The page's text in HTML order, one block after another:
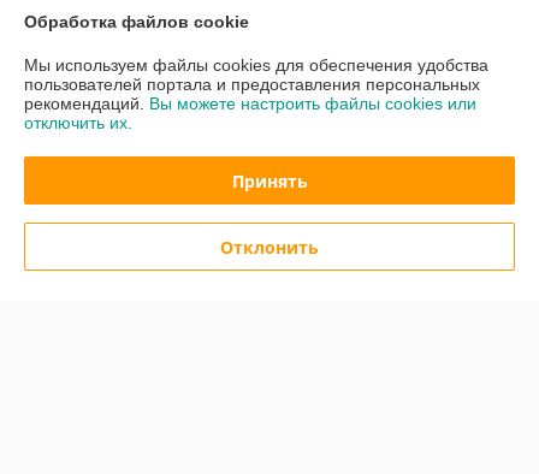
Доставка и оплата
Полная версия сайта
Обработка файлов cookie
Мы используем файлы cookies для обеспечения удобства
пользователей портала и предоставления персональных
рекомендаций. Вы можете настроить файлы cookies или
отключить их.
Принять
Отклонить